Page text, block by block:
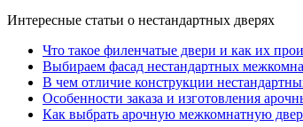
Интересные статьи о нестандартных дверях
Что такое филенчатые двери и как их
Выбираем фасад нестандартных
В чем отличие конструкции
Особенности заказа и изготовления
Как выбрать арочную межкомнатную